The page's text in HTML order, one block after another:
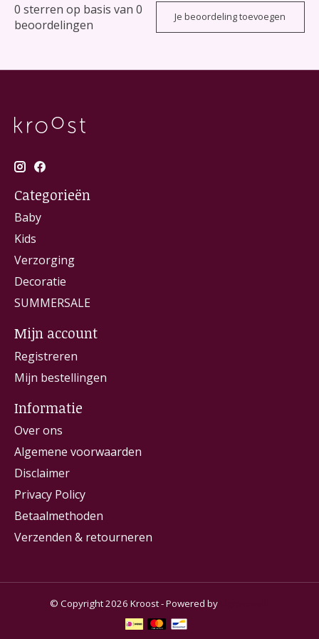
0 sterren op basis van 0
beoordelingen
Je beoordeling toevoegen
Categorieën
Baby
Kids
Verzorging
Decoratie
SUMMERSALE
Mijn account
Registreren
Mijn bestellingen
Informatie
Over ons
Algemene voorwaarden
Disclaimer
Privacy Policy
Betaalmethoden
Verzenden & retourneren
© Copyright 2026 Kroost - Powered by